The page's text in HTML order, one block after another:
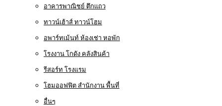
อาคารพาณิชย์ ตึกแถว
ทาวน์เฮ้าส์ ทาวน์โฮม
อพาร์ทเม้นท์ ห้องเช่า หอพัก
โรงงาน โกดัง คลังสินค้า
รีสอร์ท โรงแรม
โฮมออฟฟิต สำนักงาน พื้นที่
อื่นๆ